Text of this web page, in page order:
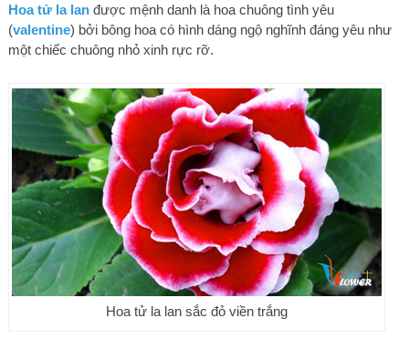
Hoa tử la lanđược mệnh danh là hoa chuông tình yêu
(valentine) bởi bông hoa có hình dáng ngộ nghĩnh đáng yêu như
một chiếc chuông nhỏ xinh rực rỡ.
Hoa tử la lan sắc đỏ viền trắng